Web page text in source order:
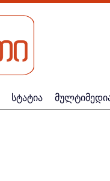
სტატია